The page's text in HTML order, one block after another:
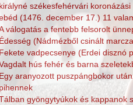
királyné székesfehérvári
(1476. december 17.) 11
válogatás a fentebb felsorolt
Édesség (Nádmézből csinált
Fekete vadpecsenye (Erdei disznó
hús fehér és barna
Egy aranyozott puszpángbokor
pihennek
gyöngytyúkok és kappanok